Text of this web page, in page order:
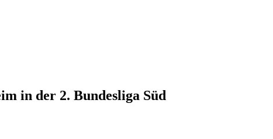
in der 2. Bundesliga Süd